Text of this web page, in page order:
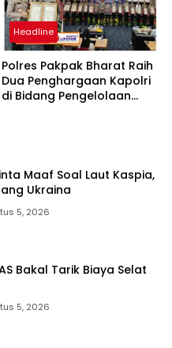
Headline
Polres Pakpak Bharat Raih
Dua Penghargaan Kapolri
di Bidang Pengelolaan
Maaf Soal Laut Kaspia,
Ukraina
5, 2026
Bakal Tarik Biaya Selat
5, 2026